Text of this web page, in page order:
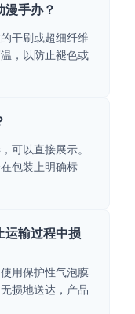
漫手办？
干刷或超细纤维
，以防止褪色或
可以直接展示。
包装上明确标
运输过程中损
用保护性气泡膜
损地送达，产品